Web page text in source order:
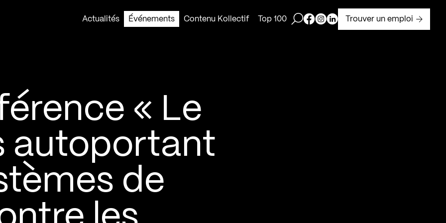
Actualités
Événements Contenu Kollectif Top 100 Ouvrir la barre de recherche
Page Facebook de Kollectif
Page Instagram de Kollectif
Page Linkedin de Kollectif
Trouver un emploi
« Le
autoportant
de